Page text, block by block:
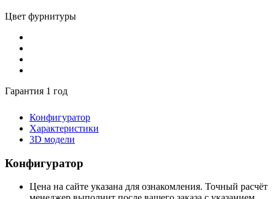
Цвет фурнитуры
Гарантия 1 год
Конфигуратор
Характеристики
3D модели
Конфигуратор
Цена на сайте указана для ознакомления. Точный расчёт